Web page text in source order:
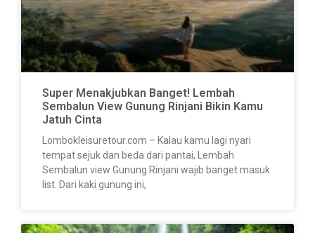
Super Menakjubkan Banget! Lembah
Sembalun View Gunung Rinjani Bikin Kamu
Jatuh Cinta
Lombokleisuretour.com – Kalau kamu lagi nyari
tempat sejuk dan beda dari pantai, Lembah
Sembalun view Gunung Rinjani wajib banget masuk
list. Dari kaki gunung ini,